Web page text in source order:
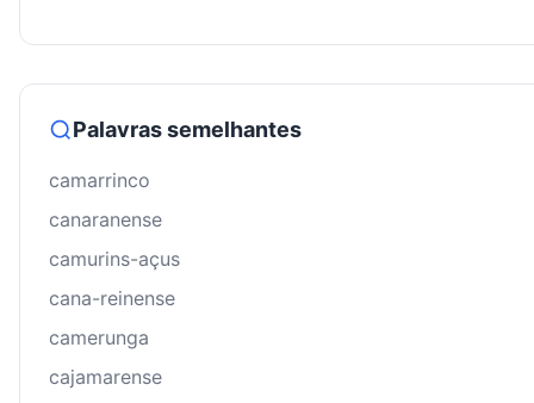
Palavras semelhantes
camarrinco
canaranense
camurins-açus
cana-reinense
camerunga
cajamarense